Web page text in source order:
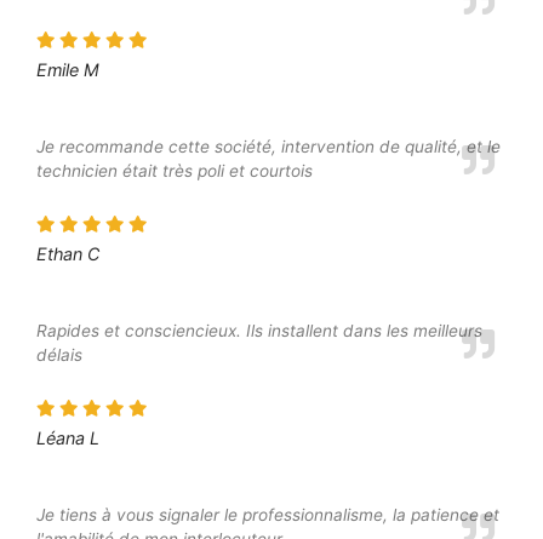
Emile M
Je recommande cette société, intervention de qualité, et le
technicien était très poli et courtois
Ethan C
Rapides et consciencieux. Ils installent dans les meilleurs
délais
Léana L
Je tiens à vous signaler le professionnalisme, la patience et